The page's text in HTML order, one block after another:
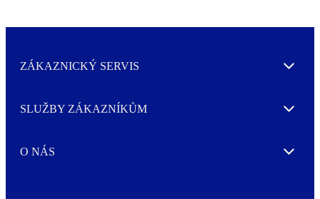
ZÁKAZNICKÝ SERVIS Expand
SLUŽBY ZÁKAZNÍKŮM Expand
O NÁS Expand